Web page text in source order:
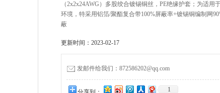
（2x2x24AWG）多股绞合镀锡铜丝，PE绝缘护套；为适用
环境，特采用铝箔/聚酯复合带100%屏蔽率+镀锡铜编制网
蔽
更新时间：2023-02-17
发邮件给我们：872586202@qq.com
1